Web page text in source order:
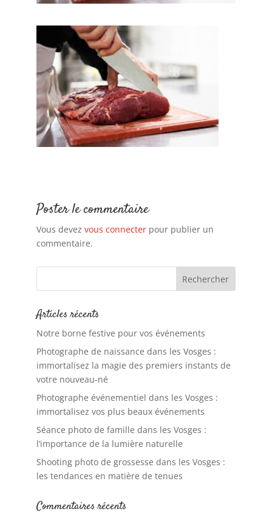
Poster le commentaire
Vous devez vous connecterpour publier un
commentaire.
Articles récents
Notre borne festive pour vos événements
Photographe de naissance dans les Vosges :
immortalisez la magie des premiers instants de
votre nouveau-né
Photographe événementiel dans les Vosges :
immortalisez vos plus beaux événements
Séance photo de famille dans les Vosges :
l’importance de la lumière naturelle
Shooting photo de grossesse dans les Vosges :
les tendances en matière de tenues
Commentaires récents